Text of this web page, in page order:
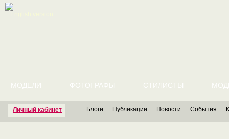
Личный кабинет
МОДЕЛИ ФОТОГРАФЫ СТИЛИСТЫ
Блоги Публикации Новости События